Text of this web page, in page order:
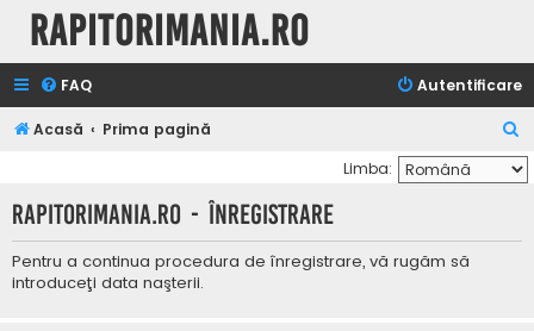
Rapitorimania.ro
FAQ Autentificare
Acasă Prima pagină
ă
u
Limba:
Rapitorimania.ro - Înregistrare
Pentru a continua procedura de înregistrare, vă rugăm să
introduceţi data naşterii.